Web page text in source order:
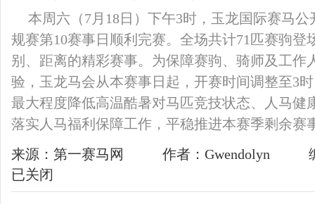
本周六（7月18日）下午3时，玉龙国际赛马
规赛第10赛事日顺利完赛。全场共计71匹赛驹登
别、距离的精彩赛事。为保障赛驹、骑师及工作
验，玉龙马会从本赛事日起，开赛时间调整至3
最大程度降低高温酷暑对马匹竞技状态、人马健
落实人马福利保障工作，平稳推进本赛季剩余赛
来源：第一赛马网
作者：Gwendolyn
已关闭